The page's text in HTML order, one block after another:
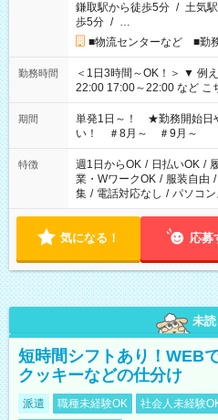
鎌取駅から徒歩5分 / 土気
歩5分 / …
■物流センターなど ■勤
勤務時間
＜1日3時間～OK！＞ ▼ 例えば… ▼ 15:00～18:00 15:00～
22:00 17:00～22:00 など こちら以外の時間もお気軽にご相談く
ださい！
期間
単発1日～！ ★勤務開始日
い！ ＃8月～ ＃9月～
特徴 週1日からOK / 日払いOK /
業・WワークOK / 服装自由 /
集 / 電話対応なし / パソコ
気になる！ 応募
未読
短時間シフトあり！WEB
クッキーなどの仕分け
派遣 職種未経験OK 社会人未経験